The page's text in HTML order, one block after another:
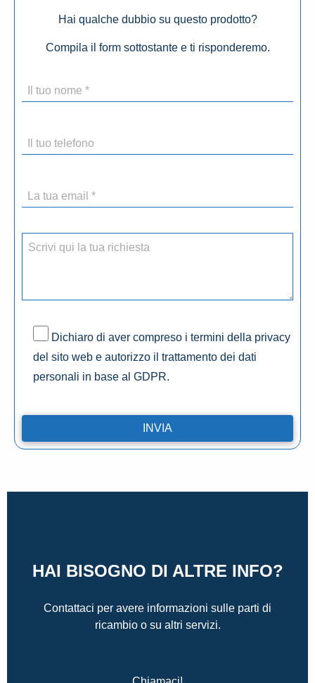
Hai qualche dubbio su questo prodotto?
Compila il form sottostante e ti risponderemo.
Dichiaro di aver compreso i termini della privacy
del sito web e autorizzo il trattamento dei dati
personali in base al GDPR.
HAI BISOGNO DI ALTRE INFO?
Contattaci per avere informazioni sulle parti di
ricambio o su altri servizi.